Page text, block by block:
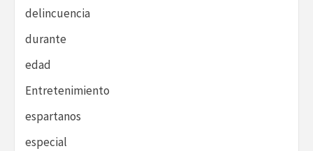
delincuencia
durante
edad
Entretenimiento
espartanos
especial